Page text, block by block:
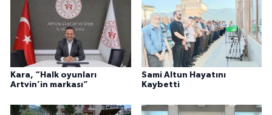
Kara, “Halk oyunları
Artvin’in markası”
Sami Altun Hayatını
Kaybetti